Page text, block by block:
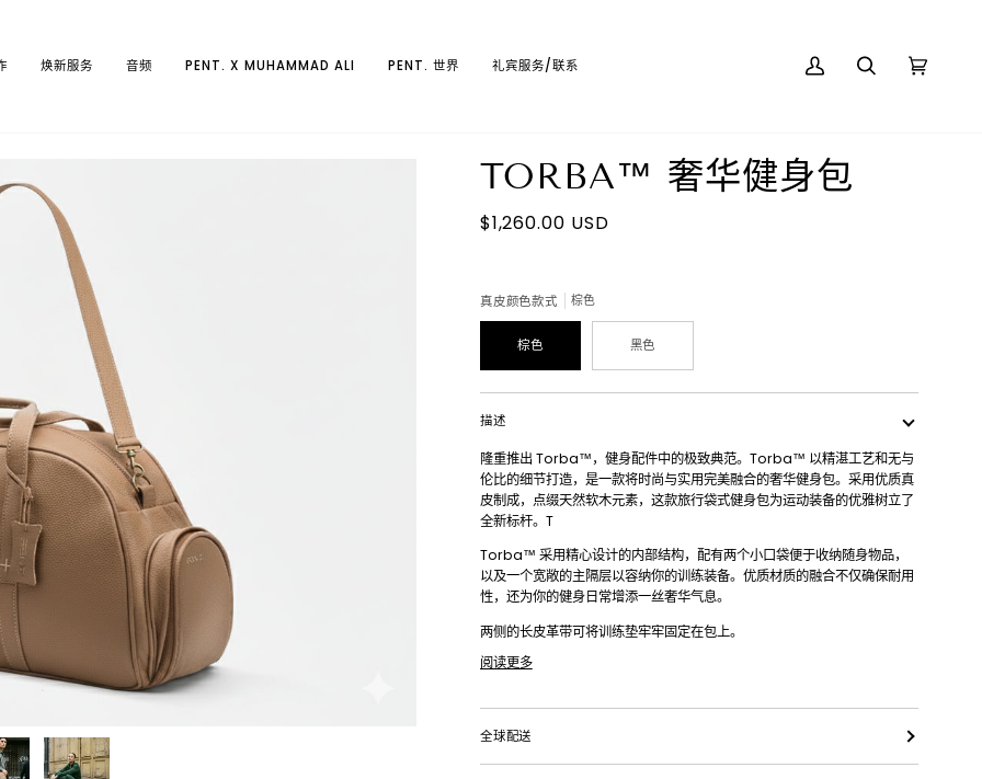
焕新服务 音频 PENT. X MUHAMMAD ALI PENT. 世界 礼宾服务/联系
我
搜
购
TORBA™ 奢华健身包
$1,260.00 USD
真皮颜色款式 棕色
棕色 黑色
描述
隆重推出 Torba™，健身配件中的极致典范。Torba™ 以精湛工艺和无与
伦比的细节打造，是一款将时尚与实用完美融合的奢华健身包。采用优质真
皮制成，点缀天然软木元素，这款旅行袋式健身包为运动装备的优雅树立了
全新标杆。T
Torba™ 采用精心设计的内部结构，配有两个小口袋便于收纳随身物品，
以及一个宽敞的主隔层以容纳你的训练装备。优质材质的融合不仅确保耐用
性，还为你的健身日常增添一丝奢华气息。
两侧的长皮革带可将训练垫牢牢固定在包上。
阅读更多
全球配送